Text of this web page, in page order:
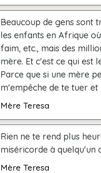
Beaucoup de gens sont
les enfants en Afrique
faim, etc., mais des
mère. Et c'est ce qui est
Parce que si une mère
m'empêche de te tuer
Mère Teresa
Rien ne te rend plus
miséricorde à quelqu'un
Mère Teresa